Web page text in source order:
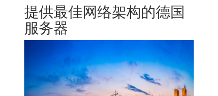
提供最佳网络架构的德国
服务器